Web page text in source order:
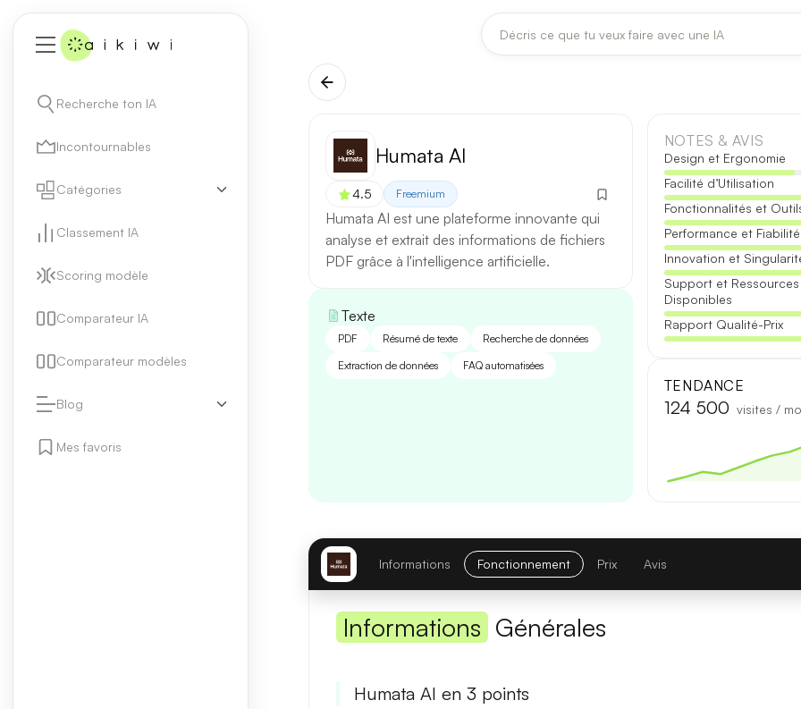
Recherche ton IA
Incontournables
Catégories
Classement IA
Scoring modèle
Comparateur IA
Comparateur modèles
Blog
Mes favoris
[TEST] Claude Opus 4.8 : ce qui change
5 août 2026
Anthropic met à jour Claude Opus le 2 août 2026. Cette
fiabilité des réponses longues et la vitesse de première réponse.
Contexte étendu— les documents longs sont traités d’un
Réponses longues
— latence réduite sur les requêtes courtes.
Comparatif avec la version précédente
Latence 1re réponse
Contexte maximal
Humata AI
4.5 Freemium
Humata AI est une plateforme innovante qui
analyse et extrait des informations de fichiers
PDF grâce à l'intelligence artificielle.
Texte
PDF Résumé de texte
Recherche de données
Extraction de données
FAQ automatisées
NOTES & AVIS
Design et Ergonomie
Facilité d’Utilisation
Fonctionnalités et
Performance et Fiabilité
Innovation et
Support et Ressources
Disponibles
Rapport Qualité-Prix
TENDANCE
124 500 visites /
Informations Fonctionnement Prix Avis
Informations Générales
Humata AI en 3 points